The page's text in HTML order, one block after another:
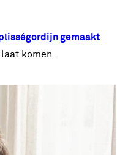
gemaakt
komen.